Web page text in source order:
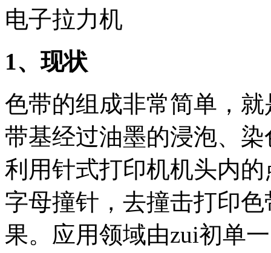
电子拉力机
1、现状
色带的组成非常简单，
带基经过油墨的浸泡、
利用针式打印机机头内
字母撞针，去撞击打印
果。应用领域由zui初单